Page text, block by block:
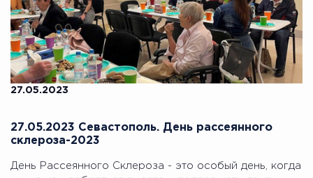
27.05.2023
27.05.2023 Севастополь. День рассеянного
склероза-2023
День Рассеянного Склероза - это особый день, когда